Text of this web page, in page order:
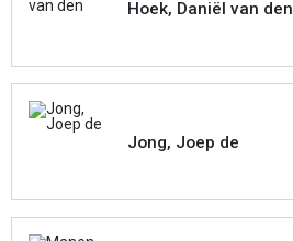
Hoek, Daniël van den
Jong, Joep de